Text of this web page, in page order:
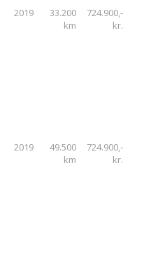
2019
33.200
km
724.900,-
kr.
2019
49.500
km
724.900,-
kr.